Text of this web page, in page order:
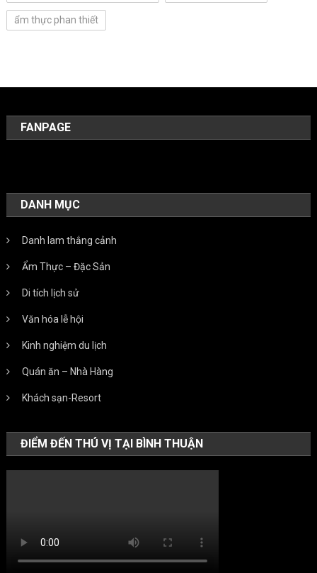
ẩm thực phan thiết
FANPAGE
DANH MỤC
Danh lam thắng cảnh
Ẩm Thực – Đặc Sản
Di tích lịch sử
Văn hóa lễ hội
Kinh nghiệm du lịch
Quán ăn – Nhà Hàng
Khách sạn-Resort
ĐIỂM ĐẾN THÚ VỊ TẠI BÌNH THUẬN